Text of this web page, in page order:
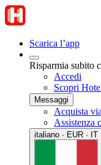
Scarica l’app
Risparmia subito
Accedi
Scopri
Messaggi
Acquista
Assistenza
italiano · EUR · IT